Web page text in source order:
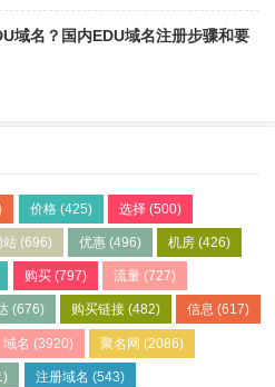
域名？国内EDU域名注册步骤和要
价格(425) 选择(500)
站(696) 优惠(496) 机房 (426)
购买(797) 流量(727)
(676) 购买链接(482) 信息 (617)
域名 (3920) 聚名网 (2086)
注册域名 (543)